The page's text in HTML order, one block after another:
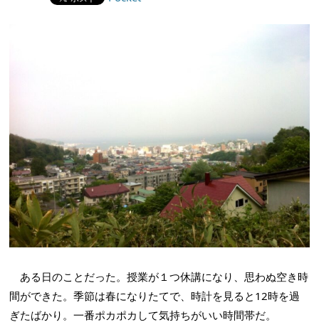
ある日のことだった。授業が１つ休講になり、思わぬ空き時
間ができた。季節は春になりたてで、時計を見ると12時を過
ぎたばかり。一番ポカポカして気持ちがいい時間帯だ。